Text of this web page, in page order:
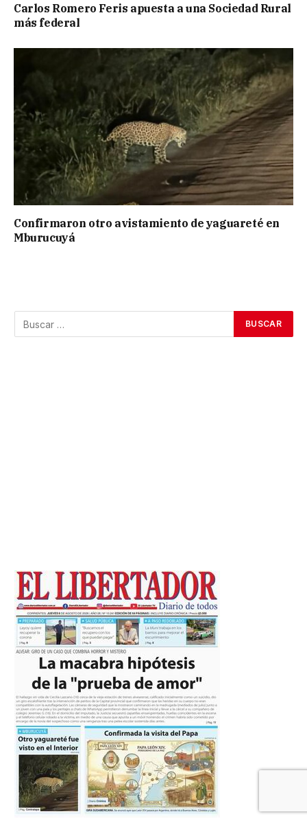
Carlos Romero Feris apuesta a una Sociedad Rural
más federal
Confirmaron otro avistamiento de yaguareté en
Mburucuyá